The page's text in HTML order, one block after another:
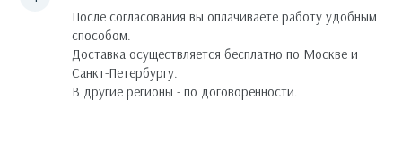
После согласования вы оплачиваете работу удобным
способом.
Доставка осуществляется бесплатно по Москве и
Санкт-Петербургу.
В другие регионы - по договоренности.